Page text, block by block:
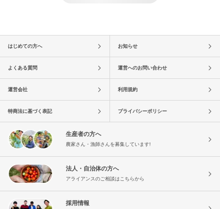
はじめての方へ お知らせ
よくある質問 運営へのお問い合わせ
運営会社 利用規約
特商法に基づく表記 プライバシーポリシー
生産者の方へ
農家さん・漁師さんを募集しています!
法人・自治体の方へ
アライアンスのご相談はこちらから
採用情報